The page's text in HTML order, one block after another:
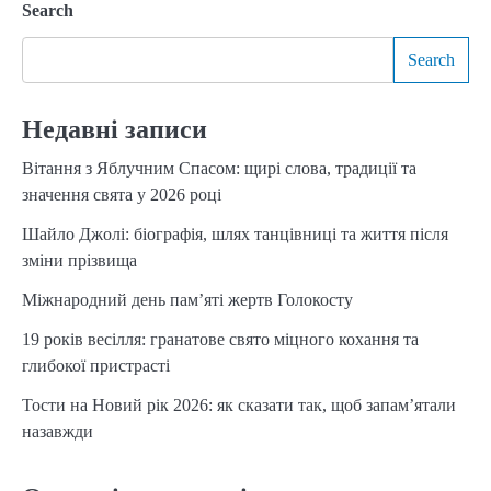
Search
Search
Недавні записи
Вітання з Яблучним Спасом: щирі слова, традиції та
значення свята у 2026 році
Шайло Джолі: біографія, шлях танцівниці та життя після
зміни прізвища
Міжнародний день пам’яті жертв Голокосту
19 років весілля: гранатове свято міцного кохання та
глибокої пристрасті
Тости на Новий рік 2026: як сказати так, щоб запам’ятали
назавжди